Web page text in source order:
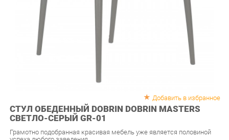
СТУЛ ОБЕДЕННЫЙ DOBRIN DOBRIN MASTERS
СВЕТЛО-СЕРЫЙ GR-01
Грамотно подобранная красивая мебель уже является половиной
успеха любого заведения
Рейтинг: (голосов:0)